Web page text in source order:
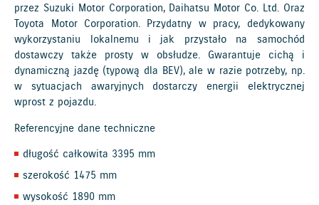
przez Suzuki Motor Corporation, Daihatsu Motor Co. Ltd. Oraz
Toyota Motor Corporation. Przydatny w pracy, dedykowany
wykorzystaniu lokalnemu i jak przystało na samochód
dostawczy także prosty w obsłudze. Gwarantuje cichą i
dynamiczną jazdę (typową dla BEV), ale w razie potrzeby, np.
w sytuacjach awaryjnych dostarczy energii elektrycznej
wprost z pojazdu.
Referencyjne dane techniczne
długość całkowita 3395 mm
szerokość 1475 mm
wysokość 1890 mm